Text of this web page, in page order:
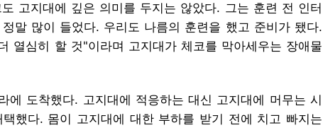
고지대에 깊은 의미를 두지는 않았다. 그는 훈련 전 인터
말 많이 들었다. 우리도 나름의 훈련을 했고 준비가 됐다.
열심히 할 것"이라며 고지대가 체코를 막아세우는 장애물
에 도착했다. 고지대에 적응하는 대신 고지대에 머무는 시
했다. 몸이 고지대에 대한 부하를 받기 전에 치고 빠지는